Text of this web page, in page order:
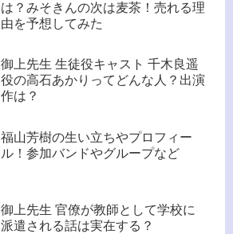
は？みそきんの次は麦茶！売れる理
由を予想してみた
御上先生 生徒役キャスト 千木良遥
役の高石あかりってどんな人？出演
作は？
福山芳樹の生い立ちやプロフィー
ル！参加バンドやグループなど
御上先生 官僚が教師として学校に
派遣される話は実在する？